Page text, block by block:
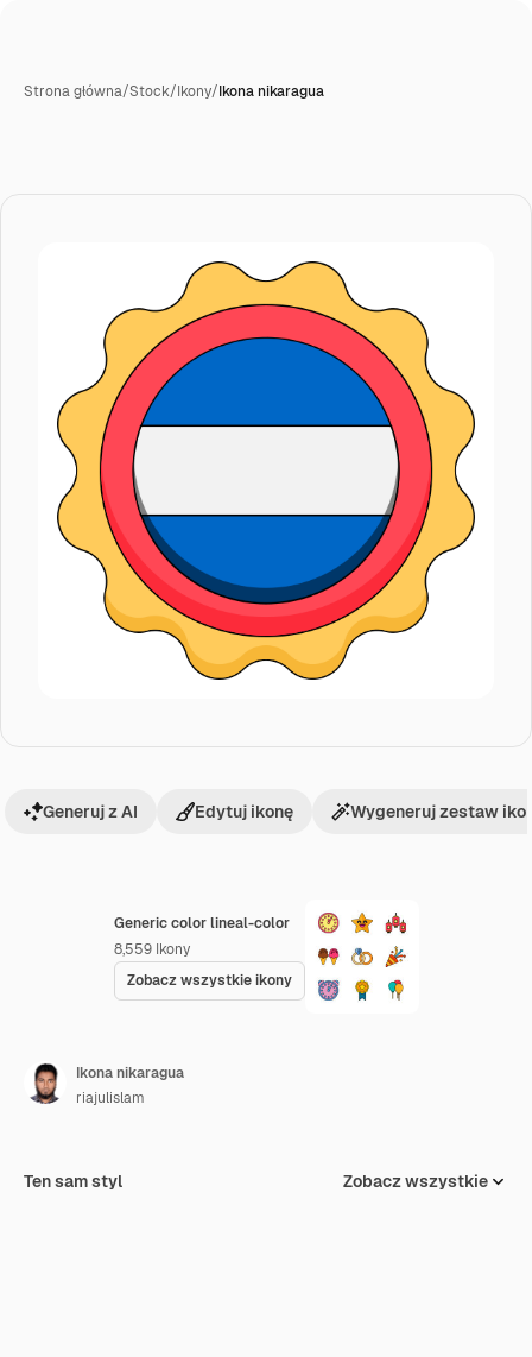
Strona główna/Stock/Ikony/Ikona nikaragua
Generic color lineal-color
8,559 Ikony
Zobacz wszystkie ikony
Generuj z AI Edytuj ikonę Wygeneruj zestaw
Ikona nikaragua
riajulislam
Ten sam styl Zobacz wszystkie